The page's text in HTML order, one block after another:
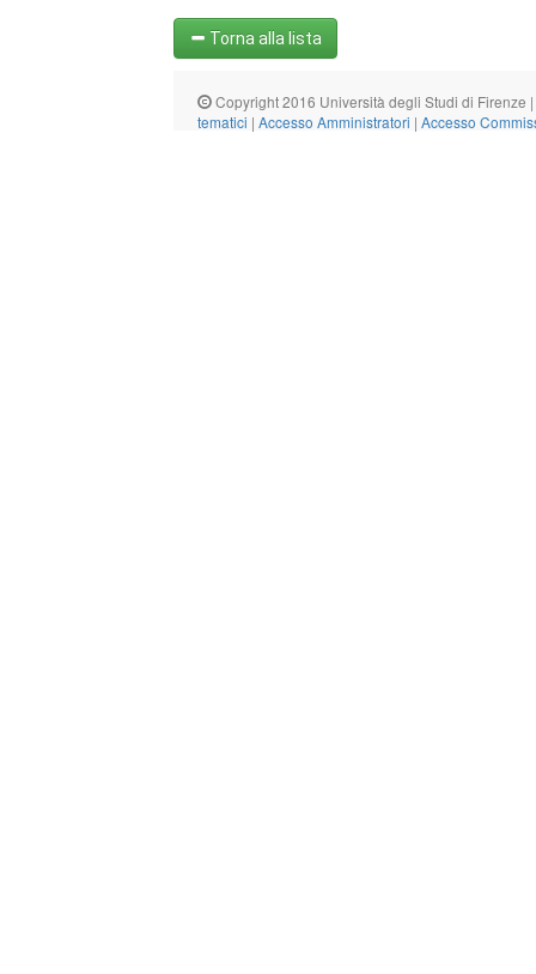
Torna alla lista
Copyright 2016 Università degli Studi di Firenze
tematici | Accesso Amministratori | Accesso